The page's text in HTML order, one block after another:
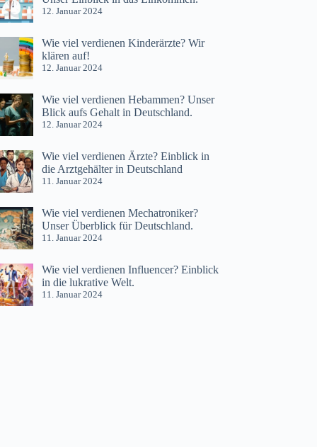
12. Januar 2024
Wie viel verdienen Kinderärzte? Wir
klären auf!
12. Januar 2024
Wie viel verdienen Hebammen? Unser
Blick aufs Gehalt in Deutschland.
12. Januar 2024
Wie viel verdienen Ärzte? Einblick in
die Arztgehälter in Deutschland
11. Januar 2024
Wie viel verdienen Mechatroniker?
Unser Überblick für Deutschland.
11. Januar 2024
Wie viel verdienen Influencer? Einblick
in die lukrative Welt.
11. Januar 2024